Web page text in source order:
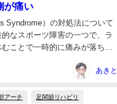
が痛い
Syndrome）の対処法について
なスポーツ障害の一つで、ラ
ことで一時的に痛みが落ち着
あきと
アーチ 足関節リハビリ